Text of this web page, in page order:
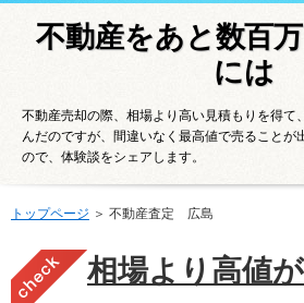
不動産をあと数百
には
不動産売却の際、相場より高い見積もりを得て
んだのですが、間違いなく最高値で売ることが
ので、体験談をシェアします。
トップページ ＞ 不動産査定 広島
相場より高値